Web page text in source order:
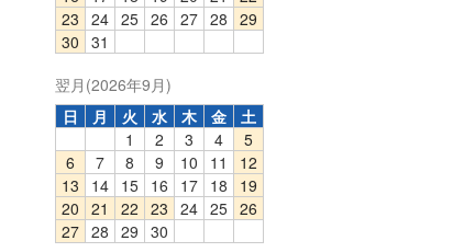
23 24 25 26 27 28 29
30 31
翌月(2026年9月)
日
月 火 水 木 金
土
1
2 3 4
5
6
7 8 9 10 11
12
13
14 15 16 17 18
19
20 21 22 23 24 25 26
27 28 29 30